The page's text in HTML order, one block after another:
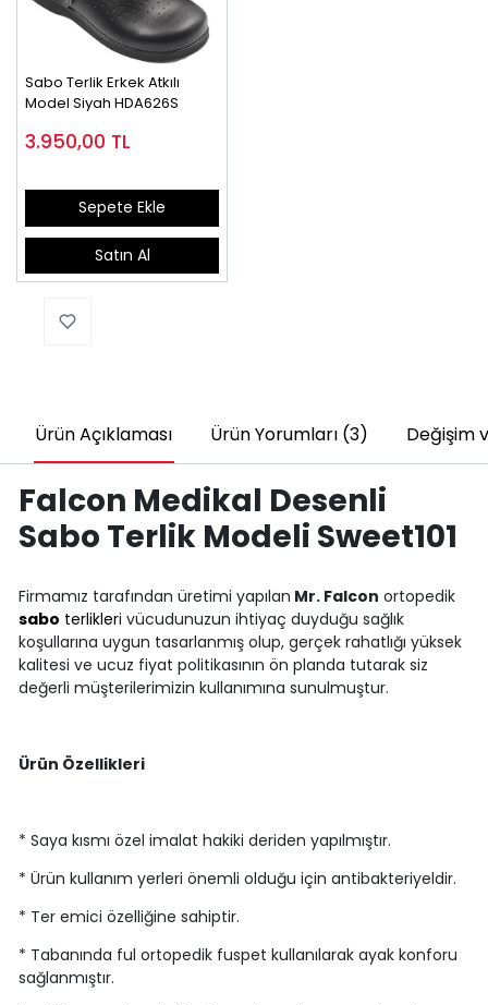
Sabo Terlik Erkek Atkılı
Model Siyah HDA626S
3.950,00 TL
Sepete Ekle
Satın Al
Ürün Açıklaması Ürün Yorumları (3) Değişim
Falcon Medikal Desenli
Sabo Terlik Modeli Sweet101
Firmamız tarafından üretimi yapılan Mr. Falcon ortopedik
sabo terlikleri vücudunuzun ihtiyaç duyduğu sağlık
koşullarına uygun tasarlanmış olup, gerçek rahatlığı yüksek
kalitesi ve ucuz fiyat politikasının ön planda tutarak siz
değerli müşterilerimizin kullanımına sunulmuştur.
Ürün Özellikleri
* Saya kısmı özel imalat hakiki deriden yapılmıştır.
* Ürün kullanım yerleri önemli olduğu için antibakteriyeldir.
* Ter emici özelliğine sahiptir.
* Tabanında ful ortopedik fuspet kullanılarak ayak konforu
sağlanmıştır.